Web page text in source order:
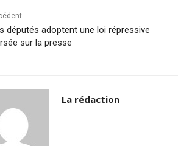
députés adoptent une loi répressive
sur la presse
La rédaction